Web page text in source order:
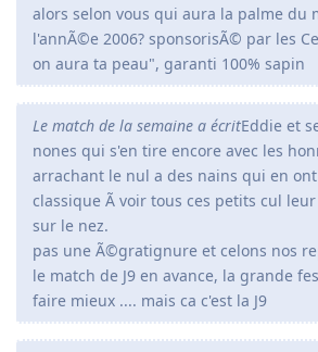
alors selon vous qui aura la palme du
l'annÃ©e 2006? sponsorisÃ© par les
on aura ta peau", garanti 100% sapin
Le match de la semaine a écritEddie et
nones qui s'en tire encore avec les
arrachant le nul a des nains qui en
classique Ã voir tous ces petits cul
sur le nez.
pas une Ã©gratignure et celons nos
le match de J9 en avance, la grande
faire mieux .... mais ca c'est la J9